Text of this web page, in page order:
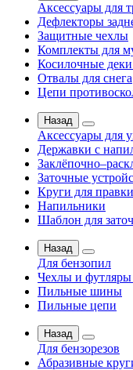
Аксессуары для
Дефлекторы
Защитные чехлы
Комплекты для
Косилочные
Отвалы для снега
Цепи
Назад
Аксессуары для
Державки с
Заточные
Круги для правки
Напильники
Шаблон для
Назад
Для бензопил
Чехлы и
Пильные шины
Пильные цепи
Назад
Для бензорезов
Абразивные